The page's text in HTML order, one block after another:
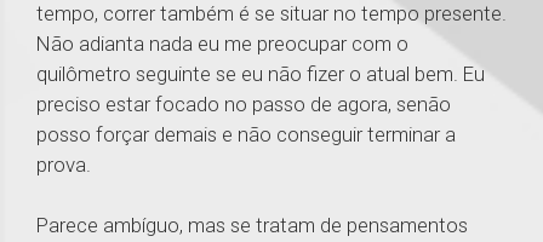
tempo, correr também é se situar no tempo presente.
Não adianta nada eu me preocupar com o
quilômetro seguinte se eu não fizer o atual bem. Eu
preciso estar focado no passo de agora, senão
posso forçar demais e não conseguir terminar a
prova.
Parece ambíguo, mas se tratam de pensamentos